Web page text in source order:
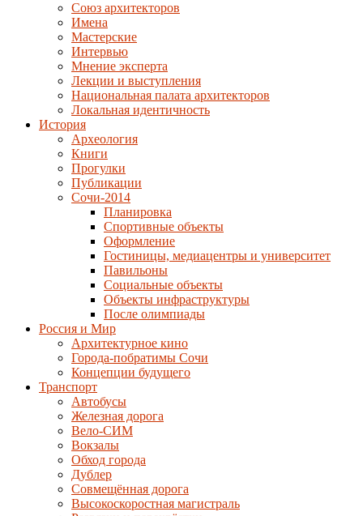
Союз архитекторов
Имена
Мастерские
Интервью
Мнение эксперта
Лекции и выступления
Национальная палата архитекторов
Локальная идентичность
История
Археология
Книги
Прогулки
Публикации
Сочи-2014
Планировка
Спортивные объекты
Оформление
Гостиницы, медиацентры и университет
Павильоны
Социальные объекты
Объекты инфраструктуры
После олимпиады
Россия и Мир
Архитектурное кино
Города-побратимы Сочи
Концепции будущего
Транспорт
Автобусы
Железная дорога
Вело-СИМ
Вокзалы
Обход города
Дублер
Совмещённая дорога
Высокоскоростная магистраль